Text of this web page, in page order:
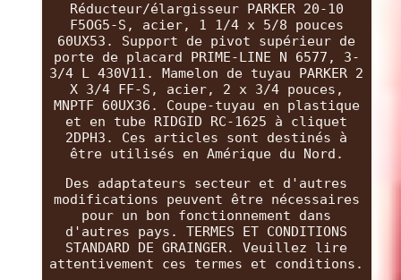
Réducteur/élargisseur PARKER 20-10
F5OG5-S, acier, 1 1/4 x 5/8 pouces
60UX53. Support de pivot supérieur de
porte de placard PRIME-LINE N 6577, 3-
3/4 L 430V11. Mamelon de tuyau PARKER 2
X 3/4 FF-S, acier, 2 x 3/4 pouces,
MNPTF 60UX36. Coupe-tuyau en plastique
et en tube RIDGID RC-1625 à cliquet
2DPH3. Ces articles sont destinés à
être utilisés en Amérique du Nord.
Des adaptateurs secteur et d'autres
modifications peuvent être nécessaires
pour un bon fonctionnement dans
d'autres pays. TERMES ET CONDITIONS
STANDARD DE GRAINGER. Veuillez lire
attentivement ces termes et conditions.